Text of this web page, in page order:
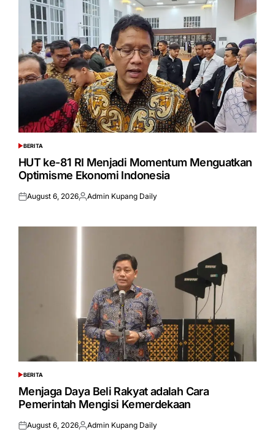
POSTED
IN
BERITA
HUT ke-81 RI Menjadi Momentum Menguatkan
Optimisme Ekonomi Indonesia
Posted
August 6, 2026Posted
Admin Kupang Daily
POSTED
IN
BERITA
Menjaga Daya Beli Rakyat adalah Cara
Pemerintah Mengisi Kemerdekaan
Posted
August 6, 2026Posted
Admin Kupang Daily